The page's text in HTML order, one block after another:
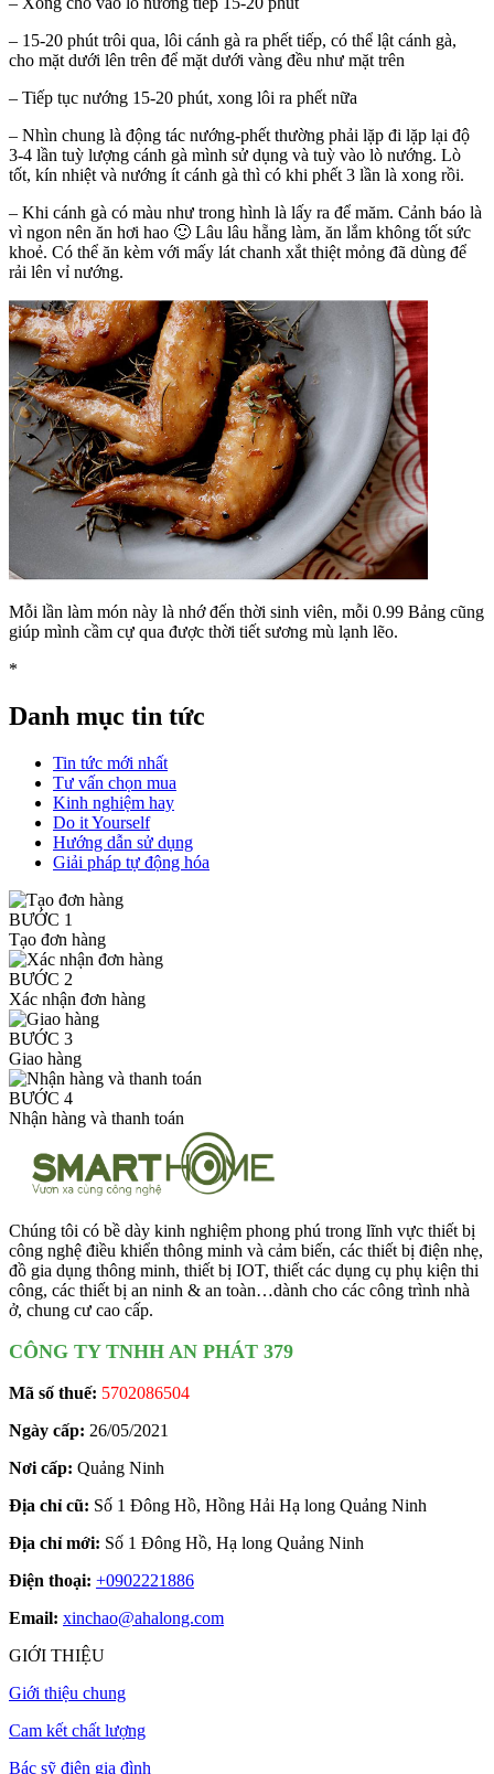
– 15-20 phút trôi qua, lôi cánh gà ra phết tiếp, có thể lật cánh gà,
cho mặt dưới lên trên để mặt dưới vàng đều như mặt trên
– Tiếp tục nướng 15-20 phút, xong lôi ra phết nữa
– Nhìn chung là động tác nướng-phết thường phải lặp đi lặp lại độ
3-4 lần tuỳ lượng cánh gà mình sử dụng và tuỳ vào lò nướng. Lò
tốt, kín nhiệt và nướng ít cánh gà thì có khi phết 3 lần là xong rồi.
– Khi cánh gà có màu như trong hình là lấy ra để măm. Cảnh báo là
vì ngon nên ăn hơi hao 🙂 Lâu lâu hẵng làm, ăn lắm không tốt sức
khoẻ. Có thể ăn kèm với mấy lát chanh xắt thiệt mỏng đã dùng để
rải lên vỉ nướng.
Mỗi lần làm món này là nhớ đến thời sinh viên, mỗi 0.99 Bảng cũng
giúp mình cầm cự qua được thời tiết sương mù lạnh lẽo.
*
Danh mục tin tức
Tin tức mới nhất
Tư vấn chọn mua
Kinh nghiệm hay
Do it Yourself
Hướng dẫn sử dụng
Giải pháp tự động hóa
BƯỚC 1
Tạo đơn hàng
BƯỚC 2
Xác nhận đơn hàng
BƯỚC 3
Giao hàng
BƯỚC 4
Nhận hàng và thanh toán
Chúng tôi có bề dày kinh nghiệm phong phú trong lĩnh vực thiết bị
công nghệ điều khiển thông minh và cảm biến, các thiết bị điện nhẹ,
đồ gia dụng thông minh, thiết bị IOT, thiết các dụng cụ phụ kiện thi
công, các thiết bị an ninh & an toàn…dành cho các công trình nhà
ở, chung cư cao cấp.
CÔNG TY TNHH AN PHÁT 379
Mã số thuế: 5702086504
Ngày cấp: 26/05/2021
Nơi cấp: Quảng Ninh
Địa chỉ cũ: Số 1 Đông Hồ, Hồng Hải Hạ long Quảng Ninh
Địa chỉ mới: Số 1 Đông Hồ, Hạ long Quảng Ninh
Điện thoại: +0902221886
Email: xinchao@ahalong.com
GIỚI THIỆU
Giới thiệu chung
Cam kết chất lượng
Bác sỹ điện gia đình